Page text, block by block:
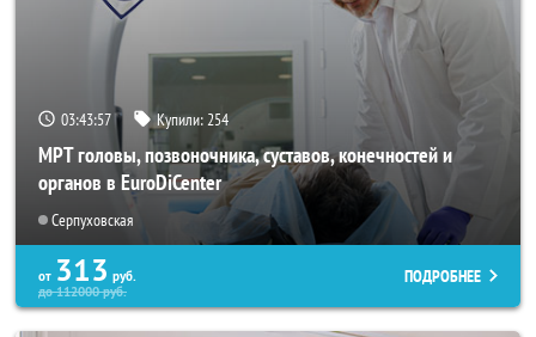
03:43:56 Купили: 254
МРТ головы, позвоночника, суставов, конечностей и
органов в EuroDiCenter
Серпуховская
от 313 руб.
до112000руб.
ПОДРОБНЕЕ